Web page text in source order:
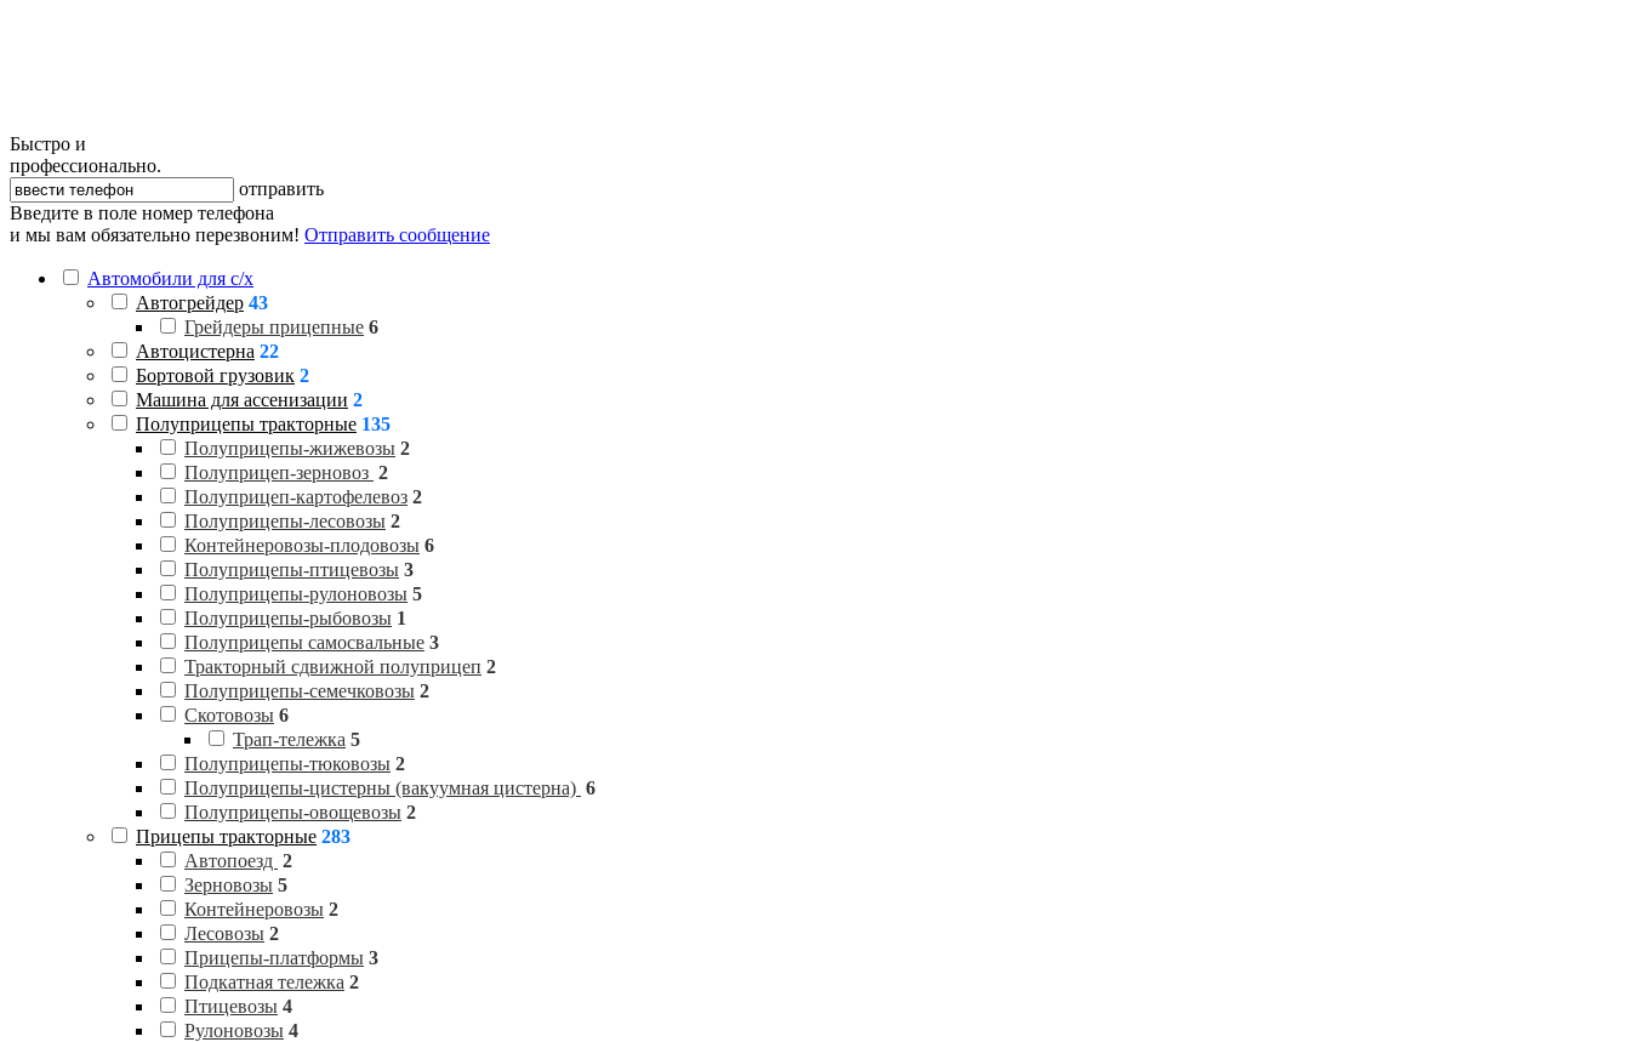
Быстро и
профессионально.
отправить
Введите в поле номер телефона
и мы вам обязательно перезвоним! Отправить сообщение
Автомобили для с/х
Автогрейдер 43
Грейдеры прицепные 6
Автоцистерна 22
Бортовой грузовик 2
Машина для ассенизации 2
Полуприцепы тракторные 135
Полуприцепы-жижевозы 2
Полуприцеп-зерновоз 2
Полуприцеп-картофелевоз 2
Полуприцепы-лесовозы 2
Контейнеровозы-плодовозы 6
Полуприцепы-птицевозы 3
Полуприцепы-рулоновозы 5
Полуприцепы-рыбовозы 1
Полуприцепы самосвальные 3
Тракторный сдвижной полуприцеп 2
Полуприцепы-семечковозы 2
Скотовозы 6
Трап-тележка 5
Полуприцепы-тюковозы 2
Полуприцепы-цистерны (вакуумная цистерна) 6
Полуприцепы-овощевозы 2
Прицепы тракторные 283
Автопоезд 2
Зерновозы 5
Контейнеровозы 2
Лесовозы 2
Прицепы-платформы 3
Подкатная тележка 2
Птицевозы 4
Рулоновозы 4